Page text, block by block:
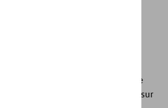
peut être tenu responsable si le
diffère du montage mentionné sur